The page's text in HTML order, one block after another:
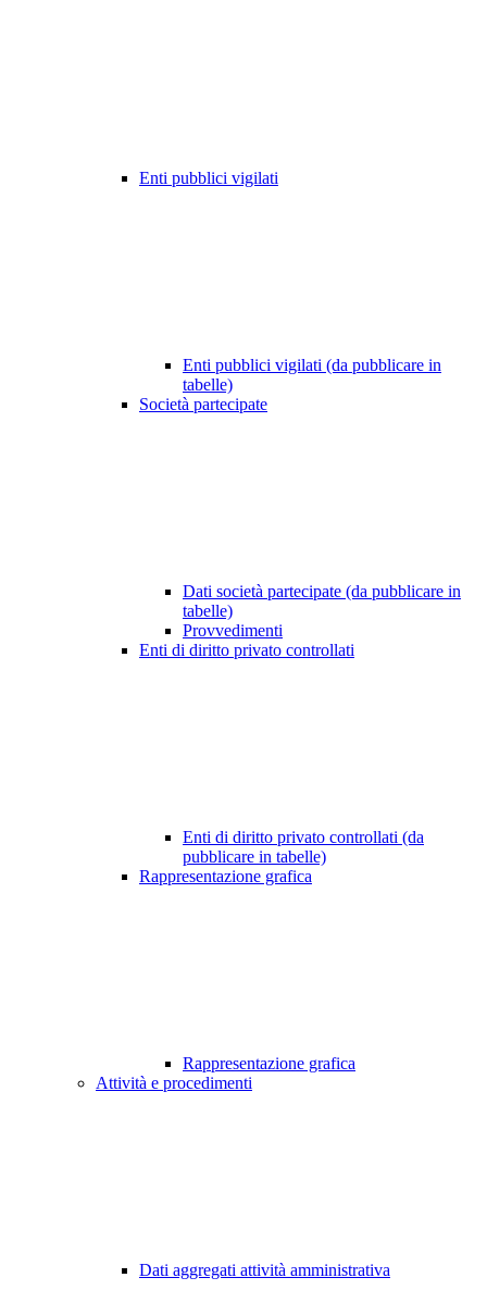
Enti pubblici vigilati
Enti pubblici vigilati (da pubblicare in
tabelle)
Società partecipate
Dati società partecipate (da pubblicare in
tabelle)
Provvedimenti
Enti di diritto privato controllati
Enti di diritto privato controllati (da
pubblicare in tabelle)
Rappresentazione grafica
Rappresentazione grafica
Attività e procedimenti
Dati aggregati attività amministrativa